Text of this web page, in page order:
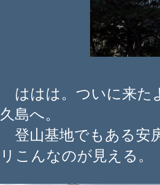
ははは。ついに来た
久島へ。
登山基地でもある安
リこんなのが見える。